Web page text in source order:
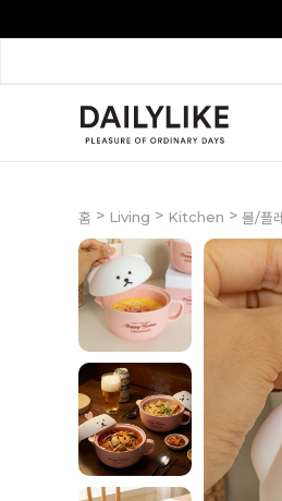
홈 > Living > Kitchen > 볼/플